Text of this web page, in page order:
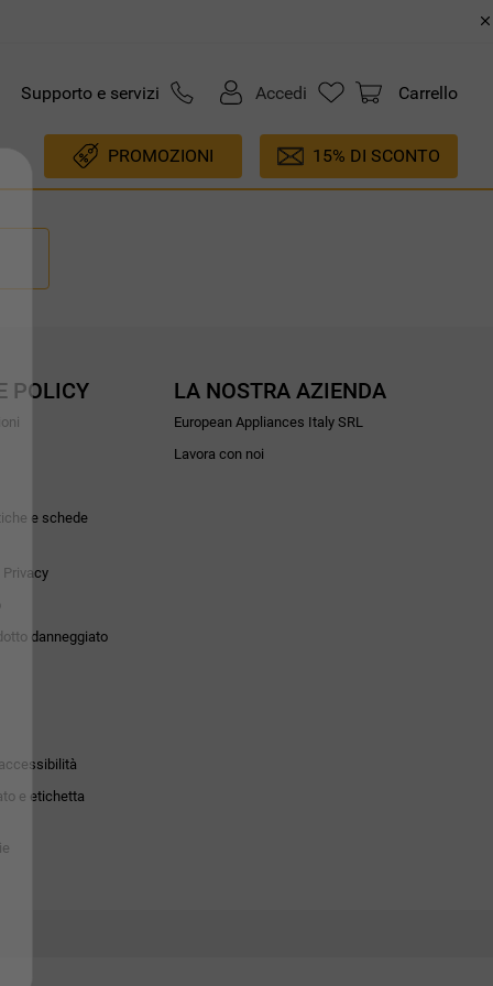
Supporto e servizi Accedi Carrello
PROMOZIONI 15% DI SCONTO
POLICY
e schede
danneggiato
e etichetta
LA NOSTRA AZIENDA
European Appliances Italy SRL
Lavora con noi